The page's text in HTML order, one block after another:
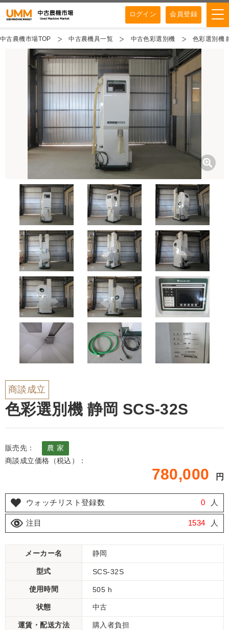
ログイン 会員登録
中古農機市場TOP 中古農機具一覧 中古色彩選別機 色彩選別機
商談成立
色彩選別機 静岡 SCS-32S
販売先：
農 家
商談成立価格（税込）：
780,000 円
ウォッチリスト登録数 0 人
注目 1534 人
メーカー名 静岡
型式 SCS-32S
使用時間 505 h
状態 中古
運賃・配送方法 購入者負担